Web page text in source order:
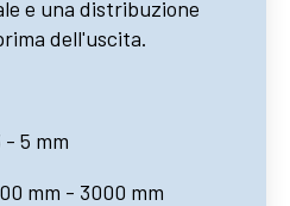
e una distribuzione
dell'uscita.
5 mm
mm - 3000 mm